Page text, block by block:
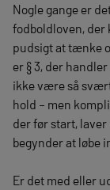
Nogle gange er
fodboldloven, der
pudsigt at tænke
er § 3, der
ikke være så
hold – men
der før start,
begynder at løbe
Er det med eller